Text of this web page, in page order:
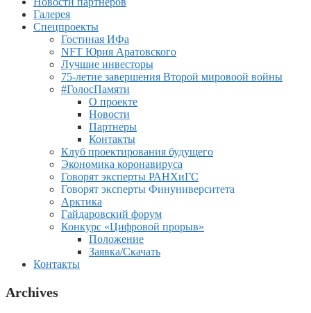
Галерея
Спецпроекты
Гостиная ИФа
NFT Юрия Аратовского
Лучшие инвесторы
75-летие завершения Второй мировоой войны
#ГолосПамяти
О проекте
Новости
Партнеры
Контакты
Клуб проектирования будущего
Экономика коронавируса
Говорят эксперты РАНХиГС
Говорят эксперты Финуниверситета
Арктика
Гайдаровский форум
Конкурс «Цифровой прорыв»
Положение
Заявка/Скачать
Контакты
Archives